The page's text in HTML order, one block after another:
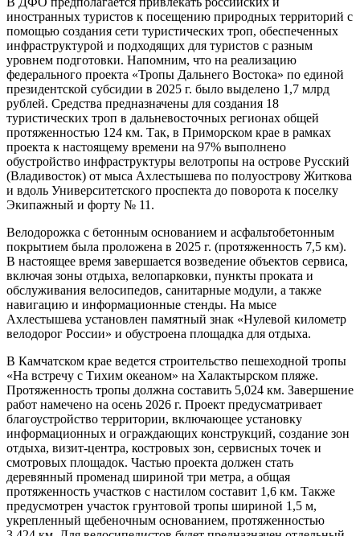
иностранных туристов к посещению природных территорий с
помощью создания сети туристических троп, обеспеченных
инфраструктурой и подходящих для туристов с разным
уровнем подготовки. Напомним, что на реализацию
федерального проекта «Тропы Дальнего Востока» по единой
президентской субсидии в 2025 г. было выделено 1,7 млрд
рублей. Средства предназначены для создания 18
туристических троп в дальневосточных регионах общей
протяженностью 124 км. Так, в Приморском крае в рамках
проекта к настоящему времени на 97% выполнено
обустройство инфраструктуры велотропы на острове Русский
(Владивосток) от мыса Ахлестышева по полуострову Житкова
и вдоль Университетского проспекта до поворота к поселку
Экипажный и форту № 11.
Велодорожка с бетонным основанием и асфальтобетонным
покрытием была проложена в 2025 г. (протяженность 7,5 км).
В настоящее время завершается возведение объектов сервиса,
включая зоны отдыха, велопарковки, пункты проката и
обслуживания велосипедов, санитарные модули, а также
навигацию и информационные стенды. На мысе
Ахлестышева установлен памятный знак «Нулевой километр
велодорог России» и обустроена площадка для отдыха.
В Камчатском крае ведется строительство пешеходной тропы
«На встречу с Тихим океаном» на Халактырском пляже.
Протяженность тропы должна составить 5,024 км. Завершение
работ намечено на осень 2026 г. Проект предусматривает
благоустройство территории, включающее установку
информационных и ограждающих конструкций, создание зон
отдыха, визит-центра, костровых зон, сервисных точек и
смотровых площадок. Частью проекта должен стать
деревянный променад шириной три метра, а общая
протяженность участков с настилом составит 1,6 км. Также
предусмотрен участок грунтовой тропы шириной 1,5 м,
укрепленный щебеночным основанием, протяженностью